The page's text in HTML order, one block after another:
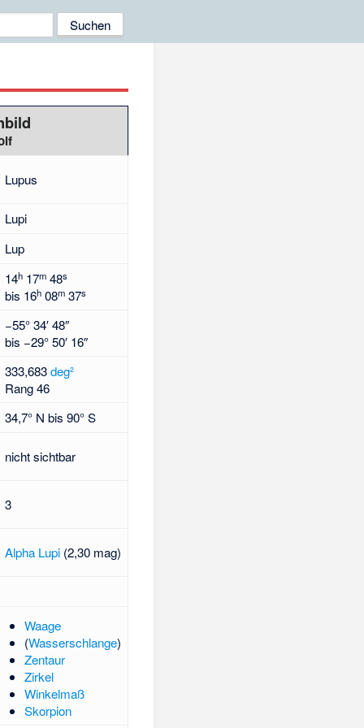
Lupus
Lupi
Lup
14h17m48s
bis 16h08m37s
−55° 34′ 48″
bis −29° 50′ 16″
333,683deg²
Rang 46
34,7° N bis 90° S
nicht sichtbar
3
Alpha Lupi(2,30 mag)
Waage
(Wasserschlange)
Zentaur
Zirkel
Winkelmaß
Skorpion